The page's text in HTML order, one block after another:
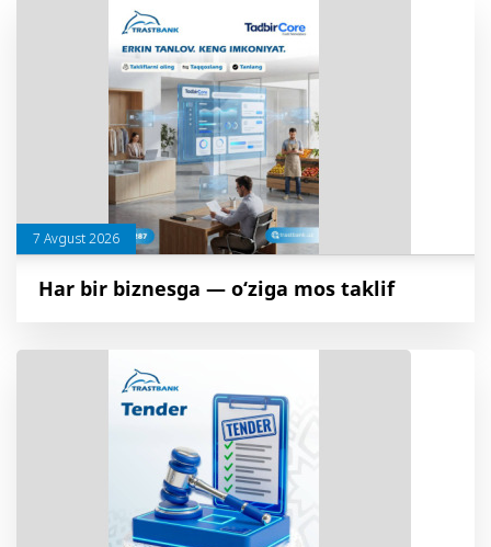
7 Avgust 2026
Har bir biznesga — o‘ziga mos taklif